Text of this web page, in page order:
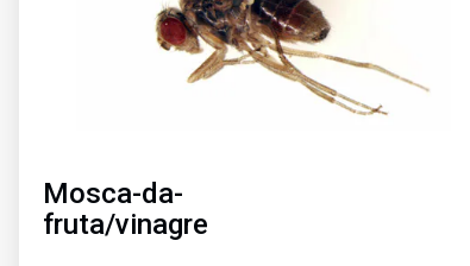
Mosca-da-
fruta/vinagre